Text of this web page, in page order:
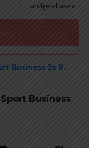
Handgeschakeld
Sport Business